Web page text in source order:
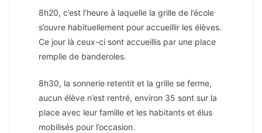
8h20, c’est l’heure à laquelle la grille de l’école
s’ouvre habituellement pour accueillir les élèves.
Ce jour là ceux-ci sont accueillis par une place
remplie de banderoles.
8h30, la sonnerie retentit et la grille se ferme,
aucun élève n’est rentré, environ 35 sont sur la
place avec leur famille et les habitants et élus
mobilisés pour l’occasion.